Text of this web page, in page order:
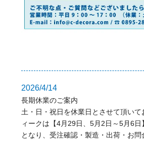
2026/4/14
長期休業のご案内
土・日・祝日を休業日とさせて頂い
ィークは【4月29日、5月2日～5月6
となり、受注確認・製造・出荷・お